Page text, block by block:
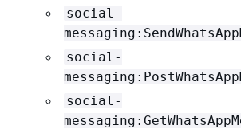
social-
social-
social-